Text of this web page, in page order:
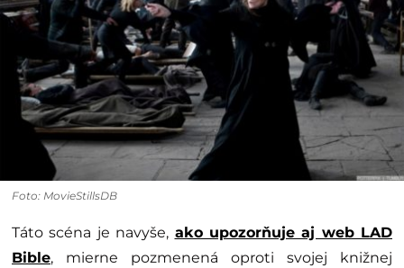
Foto: MovieStillsDB
Táto scéna je navyše, ako upozorňuje aj web LAD
Bible, mierne pozmenená oproti svojej knižnej